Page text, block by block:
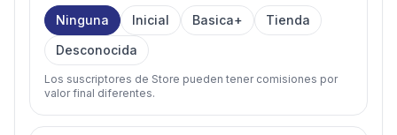
Ninguna Inicial Basica+
Tienda
Desconocida
Los suscriptores de Store pueden tener comisiones por
valor final diferentes.